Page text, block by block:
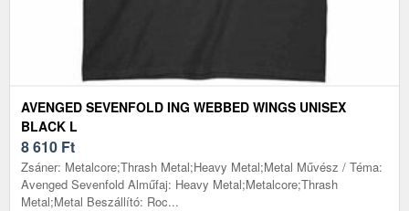
AVENGED SEVENFOLD ING WEBBED WINGS UNISEX
BLACK L
8 610 Ft
Zsáner: Metalcore;Thrash Metal;Heavy Metal;Metal Művész / Téma:
Avenged Sevenfold Alműfaj: Heavy Metal;Metalcore;Thrash
Metal;Metal Beszállító: Roc...